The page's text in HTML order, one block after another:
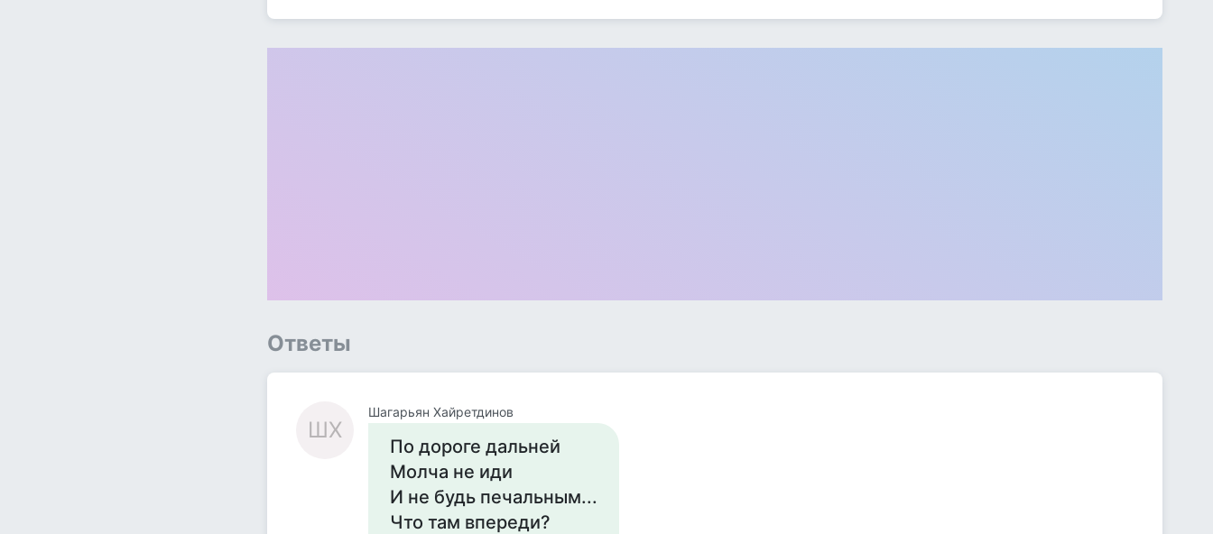
Ответы
ШХ
Шагарьян Хайретдинов
По дороге дальней
Молча не иди
И не будь печальным...
Что там впереди?